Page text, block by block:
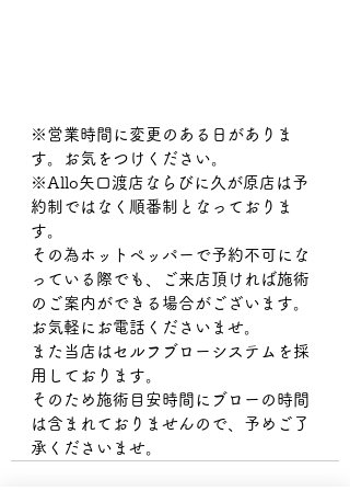
※営業時間に変更のある日がありま
す。お気をつけください。
※Allo矢口渡店ならびに久が原店は予
約制ではなく順番制となっておりま
す。
その為ホットペッパーで予約不可にな
っている際でも、ご来店頂ければ施術
のご案内ができる場合がございます。
お気軽にお電話くださいませ。
また当店はセルフブローシステムを採
用しております。
そのため施術目安時間にブローの時間
は含まれておりませんので、予めご了
承くださいませ。